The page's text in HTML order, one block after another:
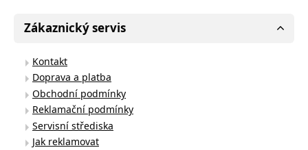
Zákaznický servis
Kontakt
Doprava a platba
Obchodní podmínky
Reklamační podmínky
Servisní střediska
Jak reklamovat